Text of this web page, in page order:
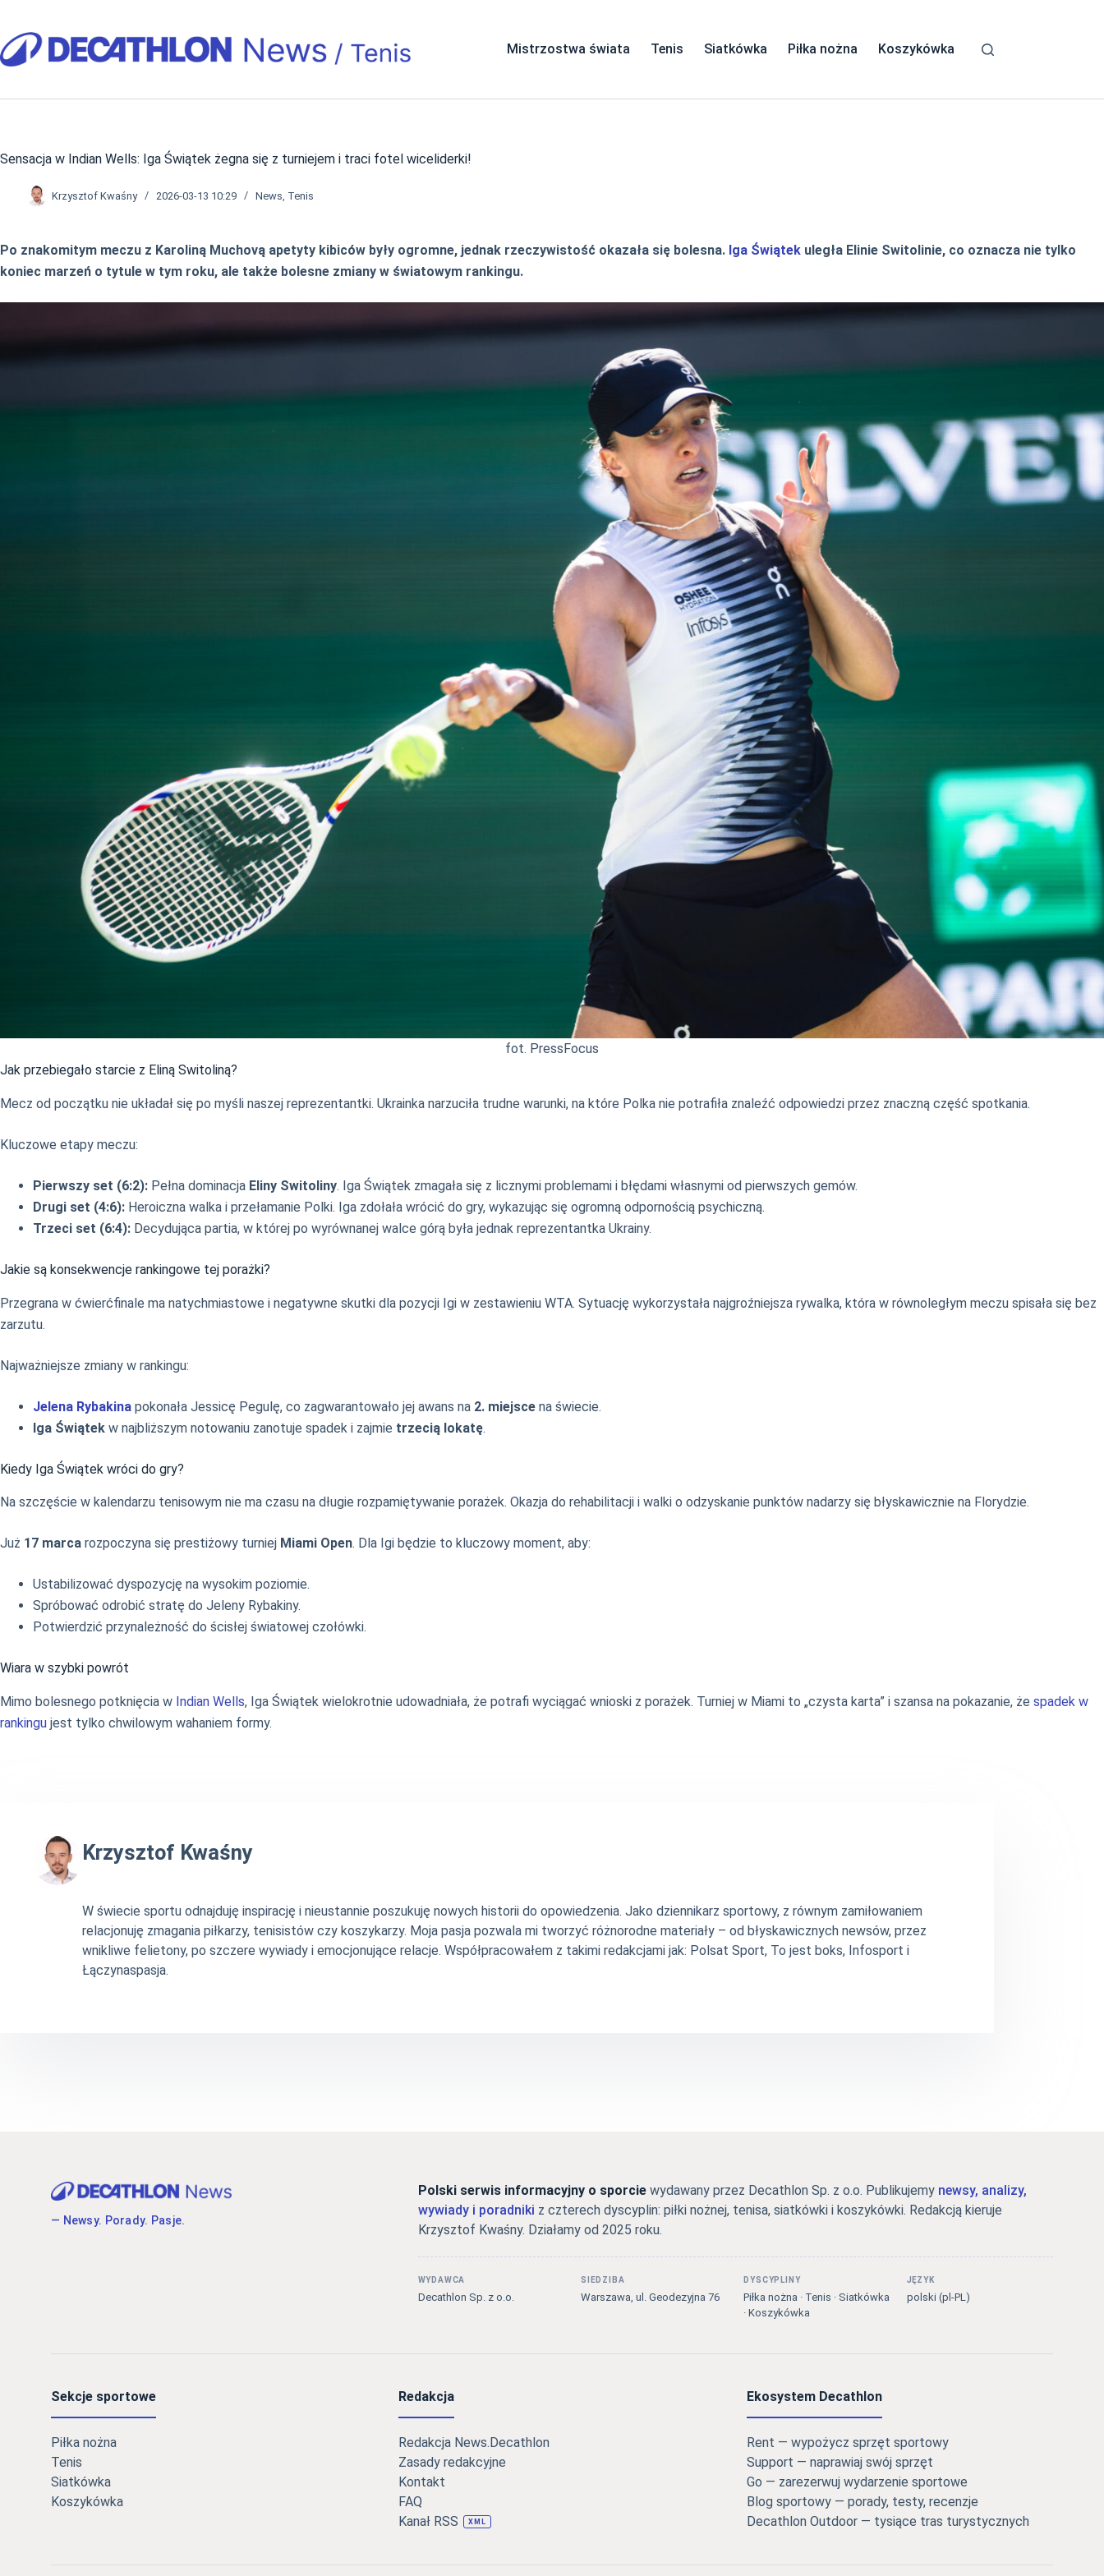
treści
Mistrzostwa świata Tenis Siatkówka Piłka nożna Koszykówka
Sensacja w Indian Wells: Iga Świątek żegna się z turniejem i traci fotel wiceliderki!
Krzysztof Kwaśny 2026-03-13 10:29 News Tenis
Po znakomitym meczu z Karoliną Muchovą apetyty kibiców były ogromne, jednak rzeczywistość okazała się bolesna. Iga Świątek uległa Elinie Switolinie, co oznacza nie tylko
koniec marzeń o tytule w tym roku, ale także bolesne zmiany w światowym rankingu.
fot. PressFocus
Jak przebiegało starcie z Eliną Switoliną?
Mecz od początku nie układał się po myśli naszej reprezentantki. Ukrainka narzuciła trudne warunki, na które Polka nie potrafiła znaleźć odpowiedzi przez znaczną część spotkania.
Kluczowe etapy meczu:
Pierwszy set (6:2): Pełna dominacja Eliny Switoliny. Iga Świątek zmagała się z licznymi problemami i błędami własnymi od pierwszych gemów.
Drugi set (4:6): Heroiczna walka i przełamanie Polki. Iga zdołała wrócić do gry, wykazując się ogromną odpornością psychiczną.
Trzeci set (6:4): Decydująca partia, w której po wyrównanej walce górą była jednak reprezentantka Ukrainy.
Jakie są konsekwencje rankingowe tej porażki?
Przegrana w ćwierćfinale ma natychmiastowe i negatywne skutki dla pozycji Igi w zestawieniu WTA. Sytuację wykorzystała najgroźniejsza rywalka, która w równoległym meczu spisała się bez
zarzutu.
Najważniejsze zmiany w rankingu:
Jelena Rybakina pokonała Jessicę Pegulę, co zagwarantowało jej awans na 2. miejsce na świecie.
Iga Świątek w najbliższym notowaniu zanotuje spadek i zajmie trzecią lokatę.
Kiedy Iga Świątek wróci do gry?
Na szczęście w kalendarzu tenisowym nie ma czasu na długie rozpamiętywanie porażek. Okazja do rehabilitacji i walki o odzyskanie punktów nadarzy się błyskawicznie na Florydzie.
Już 17 marca rozpoczyna się prestiżowy turniej Miami Open. Dla Igi będzie to kluczowy moment, aby:
Ustabilizować dyspozycję na wysokim poziomie.
Spróbować odrobić stratę do Jeleny Rybakiny.
Potwierdzić przynależność do ścisłej światowej czołówki.
Wiara w szybki powrót
Mimo bolesnego potknięcia w Indian Wells, Iga Świątek wielokrotnie udowadniała, że potrafi wyciągać wnioski z porażek. Turniej w Miami to „czysta karta” i szansa na pokazanie, że spadek w
rankingu jest tylko chwilowym wahaniem formy.
Krzysztof Kwaśny
W świecie sportu odnajduję inspirację i nieustannie poszukuję nowych historii do opowiedzenia. Jako dziennikarz sportowy, z równym zamiłowaniem
relacjonuję zmagania piłkarzy, tenisistów czy koszykarzy. Moja pasja pozwala mi tworzyć różnorodne materiały – od błyskawicznych newsów, przez
wnikliwe felietony, po szczere wywiady i emocjonujące relacje. Współpracowałem z takimi redakcjami jak: Polsat Sport, To jest boks, Infosport i
Łączynaspasja.
— Newsy. Porady. Pasje.
Polski serwis informacyjny o sporciewydawany przez Decathlon Sp. z o.o. Publikujemy newsy, analizy,
wywiady i poradniki z czterech dyscyplin: piłki nożnej, tenisa, siatkówki i koszykówki. Redakcją kieruje
Krzysztof Kwaśny. Działamy od 2025 roku.
WYDAWCA
Decathlon Sp. z o.o.
SIEDZIBA
Warszawa, ul. Geodezyjna 76
DYSCYPLINY
Piłka nożna · Tenis · Siatkówka
· Koszykówka
JĘZYK
polski (pl-PL)
Sekcje sportowe
Piłka nożna
Tenis
Siatkówka
Koszykówka
Redakcja
Redakcja News.Decathlon
Zasady redakcyjne
Kontakt
FAQ
Kanał RSS
XML
Ekosystem Decathlon
Rent — wypożycz sprzęt sportowy
Support — naprawiaj swój sprzęt
Go — zarezerwuj wydarzenie sportowe
Blog sportowy — porady, testy, recenzje
Decathlon Outdoor — tysiące tras turystycznych